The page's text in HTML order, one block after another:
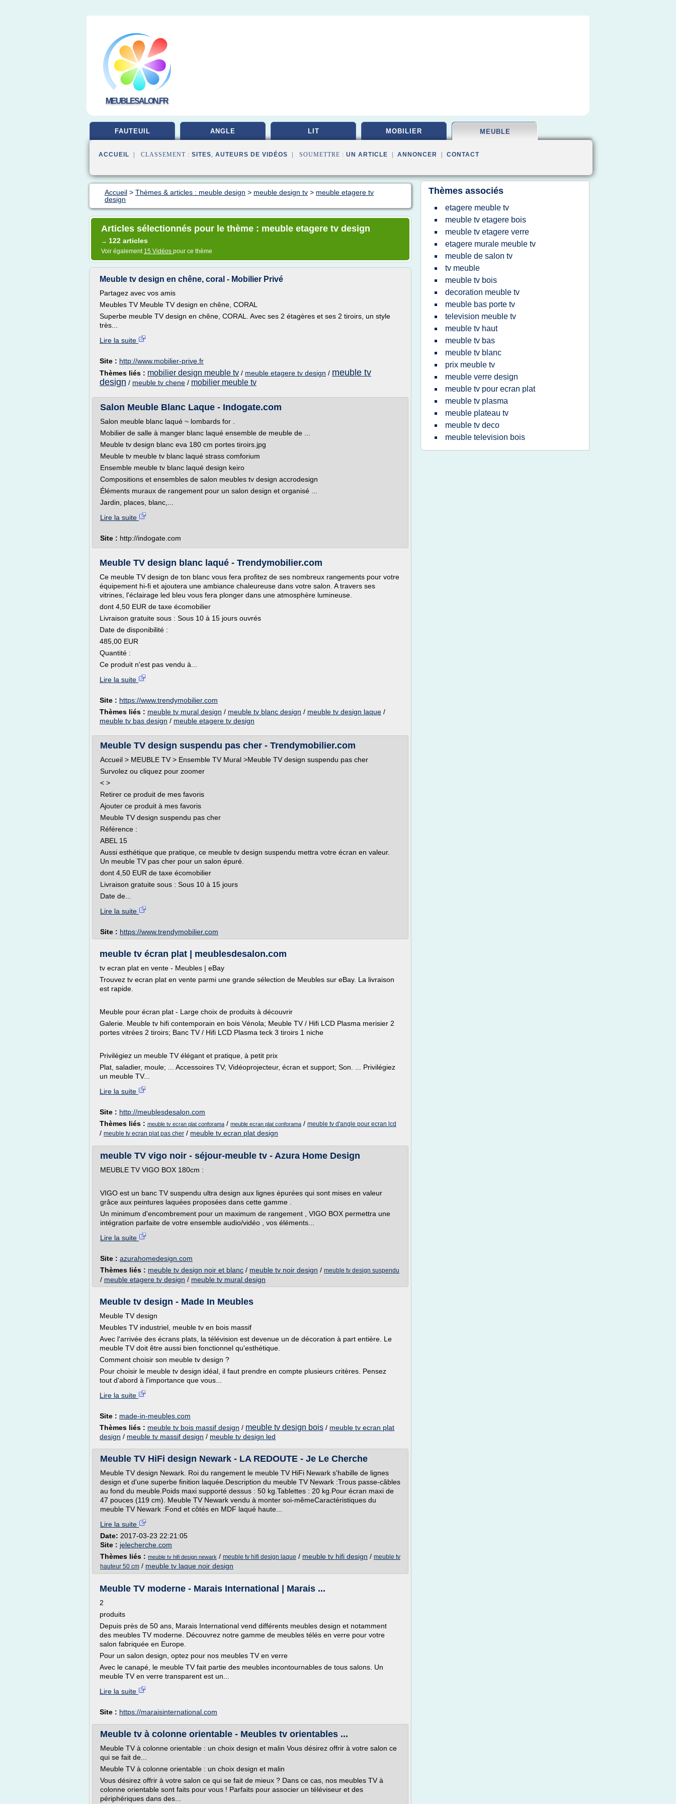
MEUBLESALON.FR
FAUTEUIL ANGLE LIT MOBILIER MEUBLE
ACCUEIL | CLASSEMENT : SITES, AUTEURS DE VIDÉOS | SOUMETTRE : UN ARTICLE ANNONCER CONTACT
Accueil > Thèmes & articles : meuble design > meuble design tv > meuble etagere tv
design
Articles sélectionnés pour le thème : meuble etagere tv design
→ 122 articles
Voir également 15 Vidéos pour ce thème
Meuble tv design en chêne, coral - Mobilier Privé
Partagez avec vos amis
Meubles TV Meuble TV design en chêne, CORAL
Superbe meuble TV design en chêne, CORAL. Avec ses 2 étagères et ses 2 tiroirs, un style
très...
Lire la suite
Site : http://www.mobilier-prive.fr
Thèmes liés : mobilier design meuble tv / meuble etagere tv design / meuble tv
design / meuble tv chene / mobilier meuble tv
Salon Meuble Blanc Laque - Indogate.com
Salon meuble blanc laqué ~ lombards for .
Mobilier de salle à manger blanc laqué ensemble de meuble de ...
Meuble tv design blanc eva 180 cm portes tiroirs.jpg
Meuble tv meuble tv blanc laqué strass comforium
Ensemble meuble tv blanc laqué design keiro
Compositions et ensembles de salon meubles tv design accrodesign
Éléments muraux de rangement pour un salon design et organisé ...
Jardin, places, blanc,...
Lire la suite
Site : http://indogate.com
Meuble TV design blanc laqué - Trendymobilier.com
Ce meuble TV design de ton blanc vous fera profitez de ses nombreux rangements pour votre
équipement hi-fi et ajoutera une ambiance chaleureuse dans votre salon. A travers ses
vitrines, l'éclairage led bleu vous fera plonger dans une atmosphère lumineuse.
dont 4,50 EUR de taxe écomobilier
Livraison gratuite sous : Sous 10 à 15 jours ouvrés
Date de disponibilité :
485,00 EUR
Quantité :
Ce produit n'est pas vendu à...
Lire la suite
Site : https://www.trendymobilier.com
Thèmes liés : meuble tv mural design / meuble tv blanc design / meuble tv design laque /
meuble tv bas design / meuble etagere tv design
Meuble TV design suspendu pas cher - Trendymobilier.com
Accueil > MEUBLE TV > Ensemble TV Mural >Meuble TV design suspendu pas cher
Survolez ou cliquez pour zoomer
< >
Retirer ce produit de mes favoris
Ajouter ce produit à mes favoris
Meuble TV design suspendu pas cher
Référence :
ABEL 15
Aussi esthétique que pratique, ce meuble tv design suspendu mettra votre écran en valeur.
Un meuble TV pas cher pour un salon épuré.
dont 4,50 EUR de taxe écomobilier
Livraison gratuite sous : Sous 10 à 15 jours
Date de...
Lire la suite
Site : https://www.trendymobilier.com
meuble tv écran plat | meublesdesalon.com
tv ecran plat en vente - Meubles | eBay
Trouvez tv ecran plat en vente parmi une grande sélection de Meubles sur eBay. La livraison
est rapide.
Meuble pour écran plat - Large choix de produits à découvrir
Galerie. Meuble tv hifi contemporain en bois Vénola; Meuble TV / Hifi LCD Plasma merisier 2
portes vitrées 2 tiroirs; Banc TV / Hifi LCD Plasma teck 3 tiroirs 1 niche
Privilégiez un meuble TV élégant et pratique, à petit prix
Plat, saladier, moule; ... Accessoires TV; Vidéoprojecteur, écran et support; Son. ... Privilégiez
un meuble TV...
Lire la suite
Site : http://meublesdesalon.com
Thèmes liés : meuble tv ecran plat conforama / meuble ecran plat conforama / meuble tv d'angle pour ecran lcd
/ meuble tv ecran plat pas cher / meuble tv ecran plat design
meuble TV vigo noir - séjour-meuble tv - Azura Home Design
MEUBLE TV VIGO BOX 180cm :
VIGO est un banc TV suspendu ultra design aux lignes épurées qui sont mises en valeur
grâce aux peintures laquées proposées dans cette gamme .
Un minimum d'encombrement pour un maximum de rangement , VIGO BOX permettra une
intégration parfaite de votre ensemble audio/vidéo , vos éléments...
Lire la suite
Site : azurahomedesign.com
Thèmes liés : meuble tv design noir et blanc / meuble tv noir design / meuble tv design suspendu
/ meuble etagere tv design / meuble tv mural design
Meuble tv design - Made In Meubles
Meuble TV design
Meubles TV industriel, meuble tv en bois massif
Avec l'arrivée des écrans plats, la télévision est devenue un de décoration à part entière. Le
meuble TV doit être aussi bien fonctionnel qu'esthétique.
Comment choisir son meuble tv design ?
Pour choisir le meuble tv design idéal, il faut prendre en compte plusieurs critères. Pensez
tout d'abord à l'importance que vous...
Lire la suite
Site : made-in-meubles.com
Thèmes liés : meuble tv bois massif design / meuble tv design bois / meuble tv ecran plat
design / meuble tv massif design / meuble tv design led
Meuble TV HiFi design Newark - LA REDOUTE - Je Le Cherche
Meuble TV design Newark. Roi du rangement le meuble TV HiFi Newark s'habille de lignes
design et d'une superbe finition laquée.Description du meuble TV Newark :Trous passe-câbles
au fond du meuble.Poids maxi supporté dessus : 50 kg.Tablettes : 20 kg.Pour écran maxi de
47 pouces (119 cm). Meuble TV Newark vendu à monter soi-mêmeCaractéristiques du
meuble TV Newark :Fond et côtés en MDF laqué haute...
Lire la suite
Date: 2017-03-23 22:21:05
Site : jelecherche.com
Thèmes liés : meuble tv hifi design newark / meuble tv hifi design laque / meuble tv hifi design / meuble tv
hauteur 50 cm / meuble tv laque noir design
Meuble TV moderne - Marais International | Marais ...
2
produits
Depuis près de 50 ans, Marais International vend différents meubles design et notamment
des meubles TV moderne. Découvrez notre gamme de meubles télés en verre pour votre
salon fabriquée en Europe.
Pour un salon design, optez pour nos meubles TV en verre
Avec le canapé, le meuble TV fait partie des meubles incontournables de tous salons. Un
meuble TV en verre transparent est un...
Lire la suite
Site : https://maraisinternational.com
Meuble tv à colonne orientable - Meubles tv orientables ...
Meuble TV à colonne orientable : un choix design et malin Vous désirez offrir à votre salon ce
qui se fait de...
Meuble TV à colonne orientable : un choix design et malin
Vous désirez offrir à votre salon ce qui se fait de mieux ? Dans ce cas, nos meubles TV à
colonne orientable sont faits pour vous ! Parfaits pour associer un téléviseur et des
périphériques dans des...
Thèmes associés
etagere meuble tv
meuble tv etagere bois
meuble tv etagere verre
etagere murale meuble tv
meuble de salon tv
tv meuble
meuble tv bois
decoration meuble tv
meuble bas porte tv
television meuble tv
meuble tv haut
meuble tv bas
meuble tv blanc
prix meuble tv
meuble verre design
meuble tv pour ecran plat
meuble tv plasma
meuble plateau tv
meuble tv deco
meuble television bois